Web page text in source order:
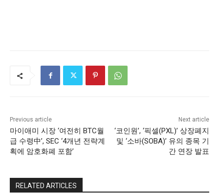
Previous article
마이애미 시장 ‘여전히 BTC월
급 수령中’, SEC ‘4개년 전략계
획에 암호화폐 포함’
Next article
‘코인원’, ‘픽셀(PXL)’ 상장폐지
및 ‘소바(SOBA)’ 유의 종목 기
간 연장 발표
RELATED ARTICLES